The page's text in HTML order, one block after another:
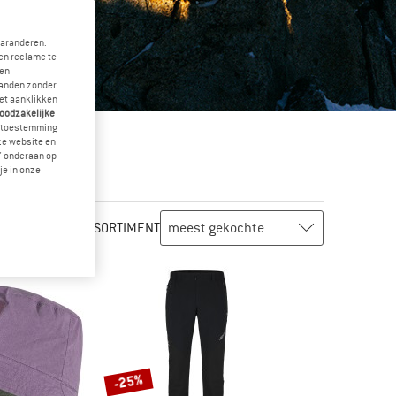
ASSORTIMENT
-25%
reclame te
zonder
aanklikken
toestemming
website en
onderaan op
in onze